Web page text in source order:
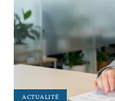
ACTUALITÉ